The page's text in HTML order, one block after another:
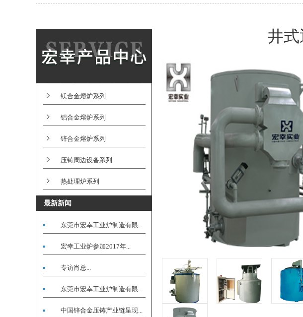
镁合金熔炉系列
铝合金熔炉系列
锌合金熔炉系列
压铸周边设备系列
热处理炉系列
最新新闻
东莞市宏幸工业炉制造有限...
宏幸工业炉参加2017年...
专访肖总...
东莞市宏幸工业炉制造有限...
中国锌合金压铸产业链呈现...
井